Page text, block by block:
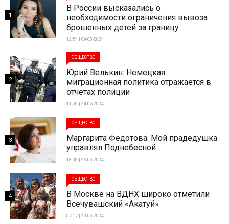
В России высказались о
необходимости ограничения вывоза
брошенных детей за границу
12:54 | 09-08-2024
1
ОБЩЕСТВО
Юрий Велькин: Немецкая
миграционная политика отражается в
отчетах полиции
11:26 | 24-05-2024
2
ОБЩЕСТВО
Маргарита Федотова: Мой прадедушка
управлял Поднебесной
18:03 | 23-06-2024
3
ОБЩЕСТВО
В Москве на ВДНХ широко отметили
Всечувашский «Акатуй»
07:17 | 20-06-2024
4